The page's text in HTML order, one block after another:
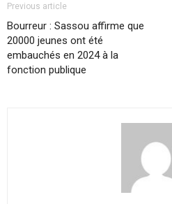
Previous article
Bourreur : Sassou affirme que
20000 jeunes ont été
embauchés en 2024 à la
fonction publique